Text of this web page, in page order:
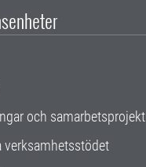
och samarbetsprojekt
verksamhetsstödet